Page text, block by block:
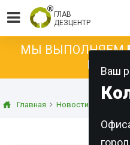
ГЛАВ
ДЕЗЦЕНТР
Ваш
МЫ ВЫПОЛНЯЕМ
Главная Новости Статьи